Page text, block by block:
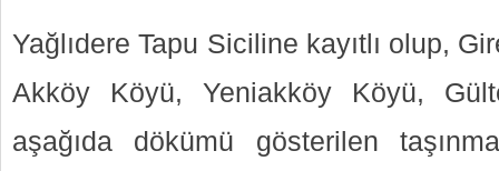
Yağlıdere Tapu Siciline kayıtlı olup,
Akköy Köyü, Yeniakköy Köyü,
aşağıda dökümü gösterilen